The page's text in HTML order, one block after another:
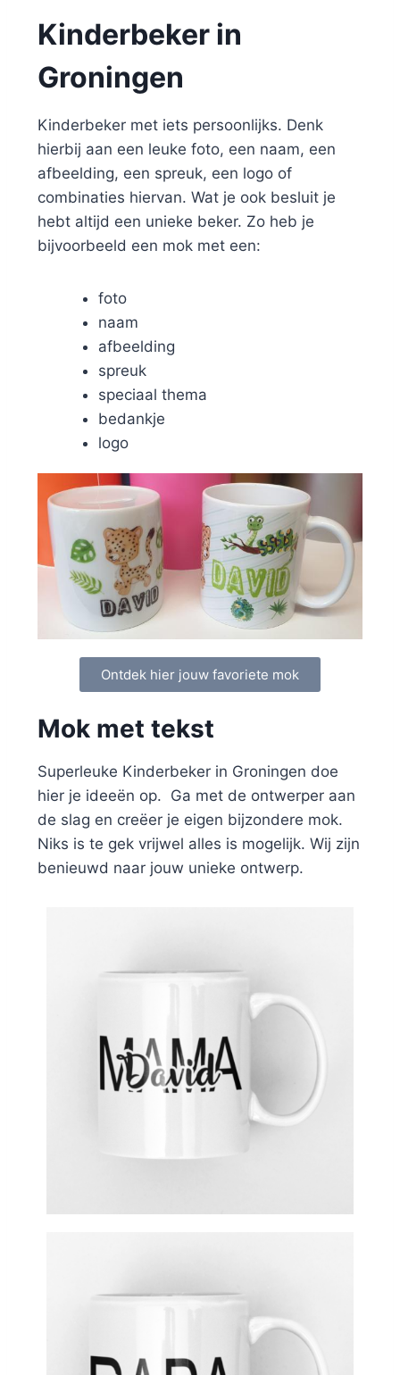
Kinderbeker in
Groningen
Kinderbeker met iets persoonlijks. Denk
hierbij aan een leuke foto, een naam, een
afbeelding, een spreuk, een logo of
combinaties hiervan. Wat je ook besluit je
hebt altijd een unieke beker. Zo heb je
bijvoorbeeld een mok met een:
foto
naam
afbeelding
spreuk
speciaal thema
bedankje
logo
Ontdek hier jouw favoriete mok
Mok met tekst
Superleuke Kinderbeker in Groningen doe
hier je ideeën op. Ga met de ontwerper aan
de slag en creëer je eigen bijzondere mok.
Niks is te gek vrijwel alles is mogelijk. Wij zijn
benieuwd naar jouw unieke ontwerp.